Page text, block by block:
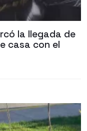
la llegada de
casa con el